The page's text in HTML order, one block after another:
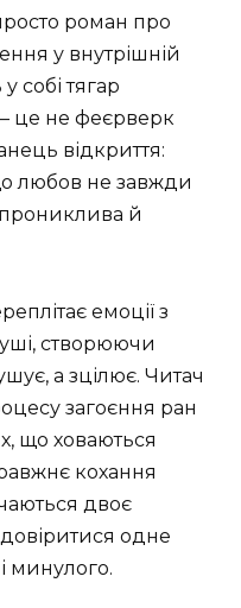
роман про
у внутрішній
собі тягар
це не феєрверк
відкриття:
любов не завжди
прониклива й
емоції з
створюючи
а зцілює. Читач
загоєння ран
що ховаються
кохання
двоє
одне
минулого.